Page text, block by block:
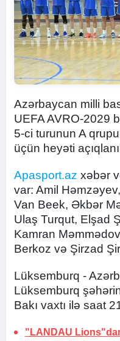
Azərbaycan milli
UEFA AVRO-2029
5-ci turunun A
üçün heyəti
Apasport.az xəbər
var: Amil
Van Beek, Əkbər
Ulaş Turqut, Elşad
Kamran
Berkoz və Şirzad
Lüksemburq -
Lüksemburq
Bakı vaxtı ilə saat
"LANDAU